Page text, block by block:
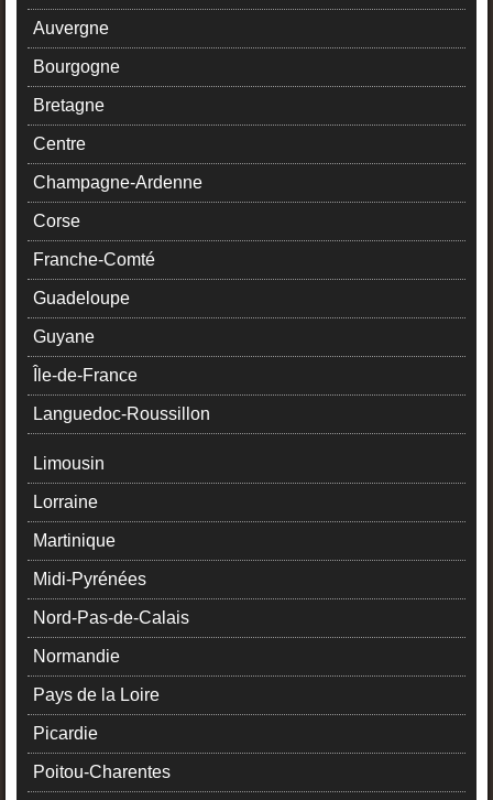
Auvergne
Bourgogne
Bretagne
Centre
Champagne-Ardenne
Corse
Franche-Comté
Guadeloupe
Guyane
Île-de-France
Languedoc-Roussillon
Limousin
Lorraine
Martinique
Midi-Pyrénées
Nord-Pas-de-Calais
Normandie
Pays de la Loire
Picardie
Poitou-Charentes